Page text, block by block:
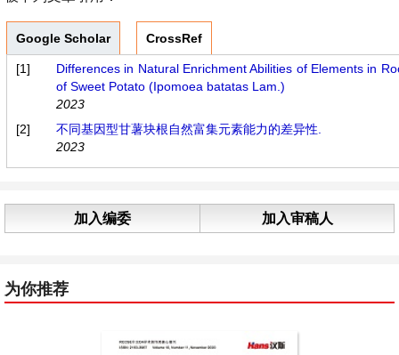
Google Scholar CrossRef
[1]
Differences in Natural Enrichment Abilities of Elements in
of Sweet Potato (Ipomoea batatas Lam.)
2023
[2]
不同基因型甘薯块根自然富集元素能力的差异性.
2023
加入编委 加入审稿人
为你推荐